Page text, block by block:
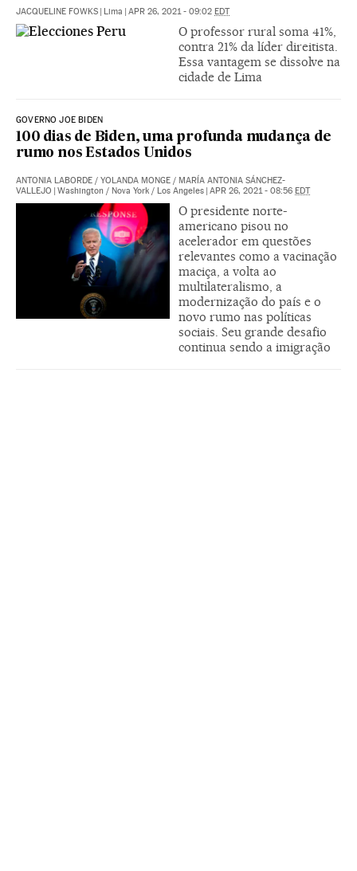
JACQUELINE FOWKS | Lima | APR 26, 2021 - 09:02 EDT
O professor rural soma 41%,
contra 21% da líder direitista.
Essa vantagem se dissolve na
cidade de Lima
GOVERNO JOE BIDEN
100 dias de Biden, uma profunda mudança de
rumo nos Estados Unidos
ANTONIA LABORDE / YOLANDA MONGE / MARÍA ANTONIA SÁNCHEZ-
VALLEJO | Washington / Nova York / Los Angeles | APR 26, 2021 - 08:56 EDT
O presidente norte-
americano pisou no
acelerador em questões
relevantes como a vacinação
maciça, a volta ao
multilateralismo, a
modernização do país e o
novo rumo nas políticas
sociais. Seu grande desafio
continua sendo a imigração